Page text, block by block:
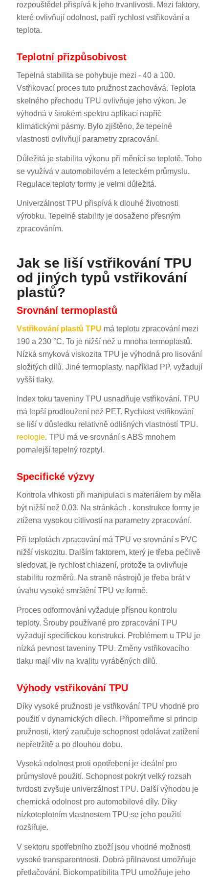
rozpouštědel přispívá k jeho trvanlivosti. Mezi faktory,
které ovlivňují odolnost, patří rychlost vstřikování a
teplota.
Teplotní přizpůsobivost
Tepelná stabilita se pohybuje mezi - 40 a 100.
Vstřikovací proces tuto pružnost zachovává. Teplota
skelného přechodu TPU ovlivňuje jeho výkon. Je
výhodná v širokém spektru aplikací napříč
klimatickými pásmy. Bylo zjištěno, že tepelné
vlastnosti ovlivňují parametry zpracování.
Důležitá je stabilita výkonu při měnící se teplotě. Toho
se využívá v automobilovém a leteckém průmyslu.
Regulace teploty formy je velmi důležitá.
Univerzálnost TPU přispívá k dlouhé životnosti
výrobku. Tepelné stability je dosaženo přesným
zpracováním.
Jak se liší vstřikování TPU
od jiných typů vstřikování
plastů?
Srovnání termoplastů
Vstřikování plastů TPU má teplotu zpracování mezi
190 a 230 °C. To je nižší než u mnoha termoplastů.
Nízká smyková viskozita TPU je výhodná pro lisování
složitých dílů. Jiné termoplasty, například PP, vyžadují
vyšší tlaky.
Index toku taveniny TPU usnadňuje vstřikování. TPU
má lepší prodloužení než PET. Rychlost vstřikování
se liší v důsledku relativně odlišných vlastností TPU.
reologie. TPU má ve srovnání s ABS mnohem
pomalejší tepelný rozptyl.
Specifické výzvy
Kontrola vlhkosti při manipulaci s materiálem by měla
být nižší než 0,03. Na stránkách . konstrukce formyje
ztížena vysokou citlivostí na parametry zpracování.
Při teplotách zpracování má TPU ve srovnání s PVC
nižší viskozitu. Dalším faktorem, který je třeba pečlivě
sledovat, je rychlost chlazení, protože ta ovlivňuje
stabilitu rozměrů. Na straně nástrojů je třeba brát v
úvahu vysoké smrštění TPU ve formě.
Proces odformování vyžaduje přísnou kontrolu
teploty. Šrouby používané pro zpracování TPU
vyžadují specifickou konstrukci. Problémem u TPU je
nízká pevnost taveniny TPU. Změny vstřikovacího
tlaku mají vliv na kvalitu vyráběných dílů.
Výhody vstřikování TPU
Díky vysoké pružnosti je vstřikování TPU vhodné pro
použití v dynamických dílech. Připomeňme si princip
pružnosti, který zaručuje schopnost odolávat zatížení
nepřetržitě a po dlouhou dobu.
Vysoká odolnost proti opotřebení je ideální pro
průmyslové použití. Schopnost pokrýt velký rozsah
tvrdosti zvyšuje univerzálnost TPU. Další výhodou je
chemická odolnost pro automobilové díly. Díky
nízkoteplotním vlastnostem TPU se jeho použití
rozšiřuje.
V sektoru spotřebního zboží jsou vhodné možnosti
vysoké transparentnosti. Dobrá přilnavost umožňuje
přetlačování. Biokompatibilita TPU umožňuje jeho